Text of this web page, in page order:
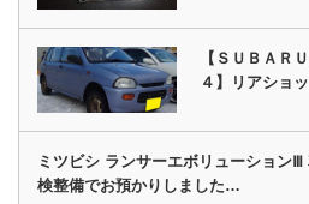
【ＳＵＢＡＲ
４】リアショ
ミツビシ ランサーエボリューションⅢ
検整備でお預かりしました…